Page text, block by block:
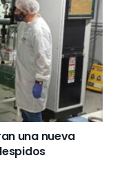
una nueva